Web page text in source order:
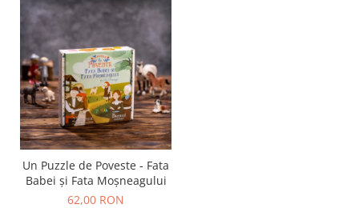
Un Puzzle de Poveste - Fata
Babei și Fata Moșneagului
62,00 RON